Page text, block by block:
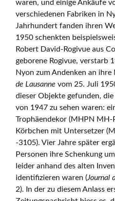
waren, und einige Ankäufe
verschiedenen Fabriken in
Jahrhundert fanden ihren
1950 schenkten
Robert David-Rogivue aus
geborene Rogivue, verstarb
Nyon zum Andenken an ihre
de Lausanne vom 25. Juli
dieser Objekte gefunden,
von 1947 zu sehen waren:
Trophäendekor (MHPN MH-
Körbchen mit Untersetzer
-3105). Vier Jahre später
Personen ihre Schenkung
leider anhand des alten
identifizieren waren (Journal
2). In der zu diesem Anlass